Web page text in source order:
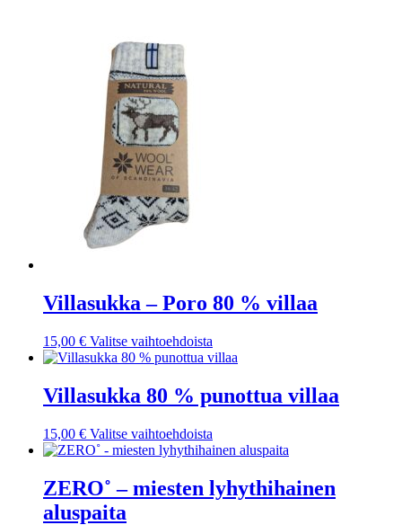
Villasukka – Poro 80 % villaa
15,00 € Valitse vaihtoehdoista
tuotteella
useampi
muunnelma.
tehdä
valinnat
sivulla.
Villasukka 80 % punottua villaa
15,00 € Valitse vaihtoehdoista
tuotteella
useampi
muunnelma.
ZERO˚ – miesten lyhythihainen
aluspaita